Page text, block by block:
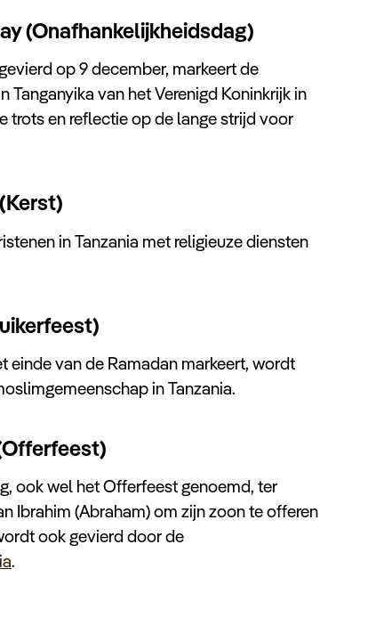
(Onafhankelijkheidsdag)
op 9 december, markeert de
Tanganyika van het Verenigd Koninkrijk in
trots en reflectie op de lange strijd voor
in Tanzania met religieuze diensten
einde van de Ramadan markeert, wordt
in Tanzania.
ook wel het Offerfeest genoemd, ter
Ibrahim (Abraham) om zijn zoon te offeren
ook gevierd door de
.